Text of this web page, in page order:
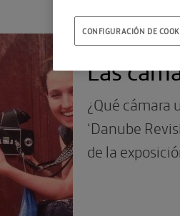
16.06.2016
Las
¿Qué cámara
‘Danube
de la
CONFIGURACIÓN DE